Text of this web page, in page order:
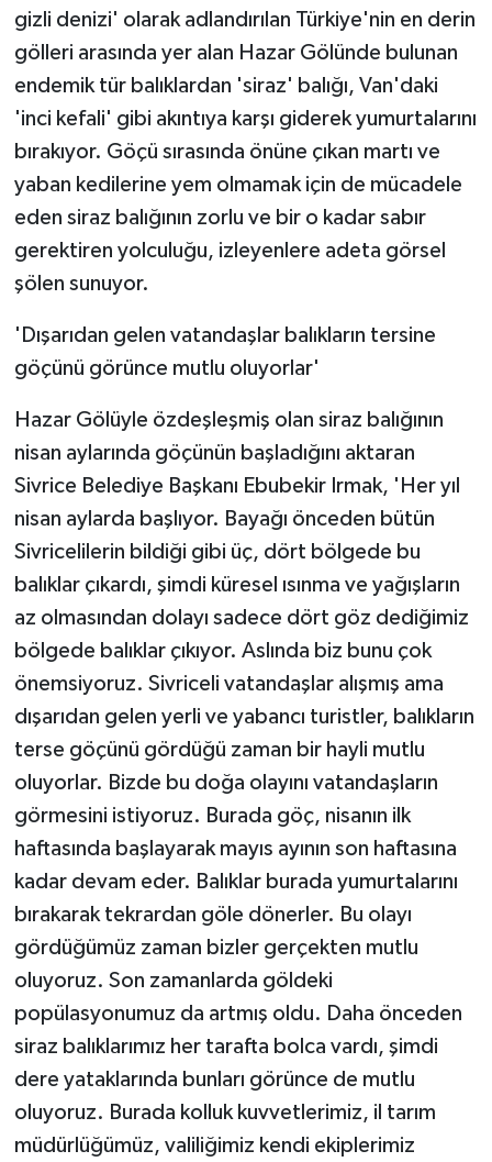
gizli denizi' olarak adlandırılan Türkiye'nin en derin
gölleri arasında yer alan Hazar Gölünde bulunan
endemik tür balıklardan 'siraz' balığı, Van'daki
'inci kefali' gibi akıntıya karşı giderek yumurtalarını
bırakıyor. Göçü sırasında önüne çıkan martı ve
yaban kedilerine yem olmamak için de mücadele
eden siraz balığının zorlu ve bir o kadar sabır
gerektiren yolculuğu, izleyenlere adeta görsel
şölen sunuyor.
'Dışarıdan gelen vatandaşlar balıkların tersine
göçünü görünce mutlu oluyorlar'
Hazar Gölüyle özdeşleşmiş olan siraz balığının
nisan aylarında göçünün başladığını aktaran
Sivrice Belediye Başkanı Ebubekir Irmak, 'Her yıl
nisan aylarda başlıyor. Bayağı önceden bütün
Sivricelilerin bildiği gibi üç, dört bölgede bu
balıklar çıkardı, şimdi küresel ısınma ve yağışların
az olmasından dolayı sadece dört göz dediğimiz
bölgede balıklar çıkıyor. Aslında biz bunu çok
önemsiyoruz. Sivriceli vatandaşlar alışmış ama
dışarıdan gelen yerli ve yabancı turistler, balıkların
terse göçünü gördüğü zaman bir hayli mutlu
oluyorlar. Bizde bu doğa olayını vatandaşların
görmesini istiyoruz. Burada göç, nisanın ilk
haftasında başlayarak mayıs ayının son haftasına
kadar devam eder. Balıklar burada yumurtalarını
bırakarak tekrardan göle dönerler. Bu olayı
gördüğümüz zaman bizler gerçekten mutlu
oluyoruz. Son zamanlarda göldeki
popülasyonumuz da artmış oldu. Daha önceden
siraz balıklarımız her tarafta bolca vardı, şimdi
dere yataklarında bunları görünce de mutlu
oluyoruz. Burada kolluk kuvvetlerimiz, il tarım
müdürlüğümüz, valiliğimiz kendi ekiplerimiz
GÜNDEM
Güvenlik
İNSAN
İş Dünyası
Kadın
KÜLTÜR SANAT
MAGAZİN
Otomobil
POLİTİKA
Sağlık
SİYASET
SPOR HABERLERİ
TEKNOLOJİ
ÜLKE GÜNDEMİ
YAŞAM
YEREL
Yerel Haberler